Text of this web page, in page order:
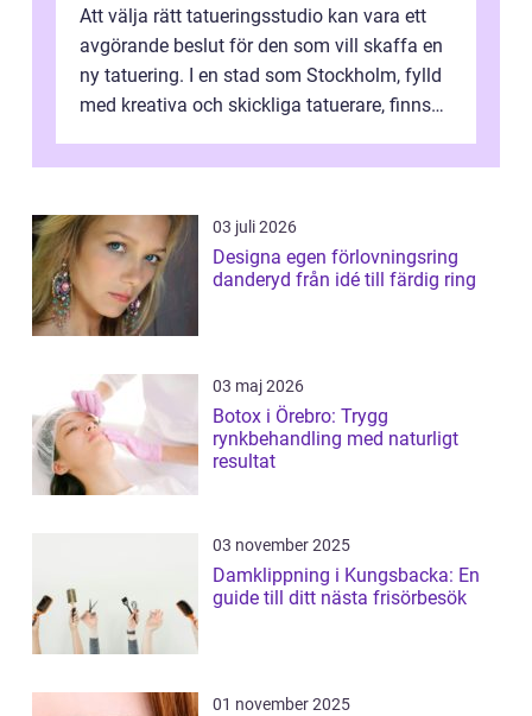
Att välja rätt tatueringsstudio kan vara ett
avgörande beslut för den som vill skaffa en
ny tatuering. I en stad som Stockholm, fylld
med kreativa och skickliga tatuerare, finns
03 juli 2026
Designa egen förlovningsring
danderyd från idé till färdig ring
03 maj 2026
Botox i Örebro: Trygg
rynkbehandling med naturligt
resultat
03 november 2025
Damklippning i Kungsbacka: En
guide till ditt nästa frisörbesök
01 november 2025